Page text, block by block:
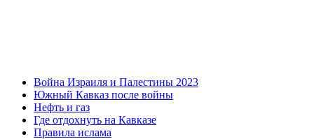
Война Израиля и Палестины 2023
Южный Кавказ после войны
Нефть и газ
Где отдохнуть на Кавказе
Правила ислама